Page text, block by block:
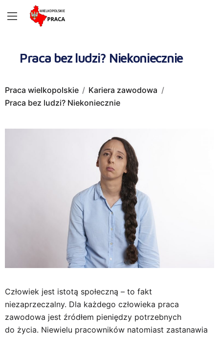
Praca bez ludzi? Niekoniecznie
Praca wielkopolskie
Kariera zawodowa
Praca bez ludzi? Niekoniecznie
Człowiek jest istotą społeczną – to fakt
niezaprzeczalny. Dla każdego człowieka praca
zawodowa jest źródłem pieniędzy potrzebnych
do życia. Niewielu pracowników natomiast zastanawia